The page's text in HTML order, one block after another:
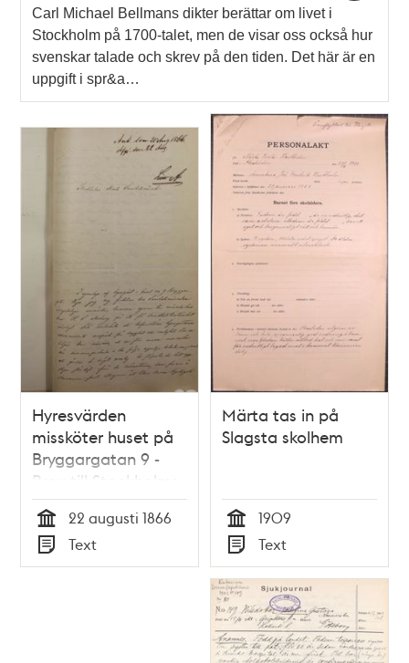
Carl Michael Bellmans dikter berättar om livet i
Stockholm på 1700-talet, men de visar oss också hur
svenskar talade och skrev på den tiden. Det här är en
uppgift i spr&a…
Hyresvärden
missköter huset på
Bryggargatan 9 -
Brev till Stockholms
Allmänna
Sundhetsnämnd 22
augusti 1866
Tid
22 augusti 1866
Typ
Text
Märta tas in på
Slagsta skolhem
Tid
1909
Typ
Text